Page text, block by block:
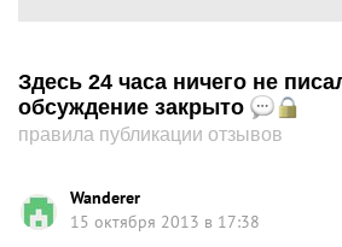
Здесь 24 часа ничего не
обсуждение закрыто
правила публикации отзывов
Wanderer
15 октября 2013 в 17:38